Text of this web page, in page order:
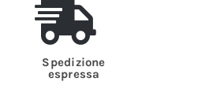
Spedizione
espressa